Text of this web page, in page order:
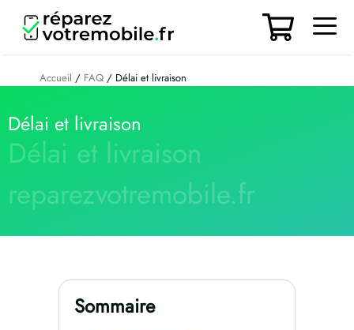
contenu
Accueil / FAQ / Délai et livraison
Délai et livraison
Délai et livraison
reparezvotremobile.fr
Sommaire